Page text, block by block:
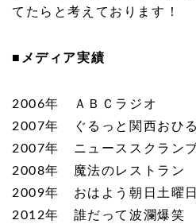
てたらと考えております！
■メディア実績
2006年 ＡＢＣラジオ
2007年 ぐるっと関西おひる
2007年 ニューススクラン
2008年 魔法のレストラン
2009年 おはよう朝日土曜
2012年 誰だって波瀾爆笑